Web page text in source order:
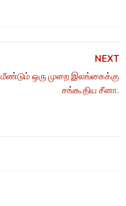
NEXT
மீண்டும் ஒரு முறை இலங்கைக்கு
சங்கூதிய சீனா.